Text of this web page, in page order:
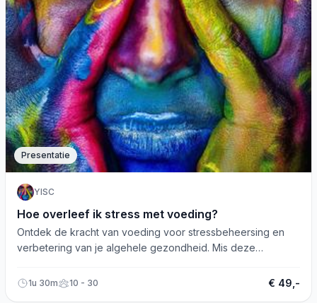
Presentatie
YISC
Hoe overleef ik stress met voeding?
Ontdek de kracht van voeding voor stressbeheersing en
verbetering van je algehele gezondheid. Mis deze
1u 30m 10 - 30 € 49,-